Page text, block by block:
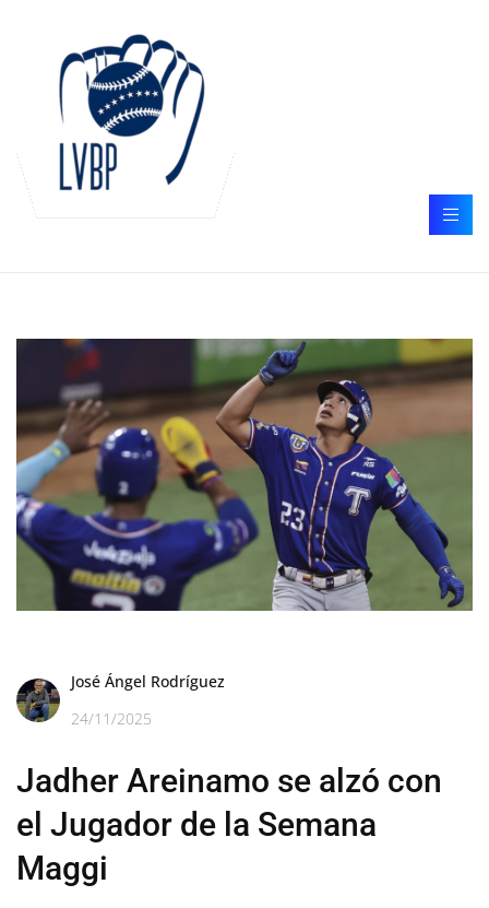
José Ángel Rodríguez
24/11/2025
Jadher Areinamo se alzó con
el Jugador de la Semana
Maggi